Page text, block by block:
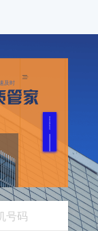
及时